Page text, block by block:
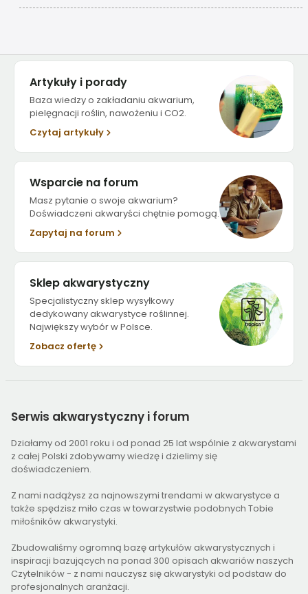
Artykuły i porady
Baza wiedzy o zakładaniu akwarium,
pielęgnacji roślin, nawożeniu i CO2.
Czytaj artykuły
Wsparcie na forum
Masz pytanie o swoje akwarium?
Doświadczeni akwaryści chętnie pomogą.
Zapytaj na forum
Sklep akwarystyczny
Specjalistyczny sklep wysyłkowy
dedykowany akwarystyce roślinnej.
Największy wybór w Polsce.
Zobacz ofertę
Serwis akwarystyczny i forum
Działamy od 2001 roku i od ponad 25 lat wspólnie z akwarystami
z całej Polski zdobywamy wiedzę i dzielimy się
doświadczeniem.
Z nami nadążysz za najnowszymi trendami w akwarystyce a
także spędzisz miło czas w towarzystwie podobnych Tobie
miłośników akwarystyki.
Zbudowaliśmy ogromną bazę artykułów akwarystycznych i
inspiracji bazujących na ponad 300 opisach akwariów naszych
Czytelników - z nami nauczysz się akwarystyki od podstaw do
profesjonalnych aranżacji.